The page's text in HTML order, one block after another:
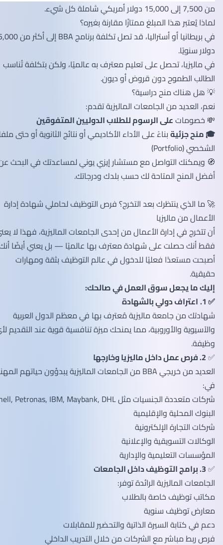
من 7,500 إلى 15,000 دولار أمريكي شاملة كل شيء.
لماذا يُعتبر هذا المبلغ ممتازًا مقارنة بغيره؟
في بريطانيا أو أستراليا، قد تصل تكلفة برنامج BBA إلى أكثر من 25,000
دولار سنويًا.
في ماليزيا، تحصل على تعليم معترف به عالميًا، ولكن بتكلفة تُناسب
الطالب الطموح دون قروض أو ديون.
💡 هل هناك منح دراسية؟
نعم، العديد من الجامعات الماليزية تقدم:
💸 خصوماتعلى الرسوم للطلاب الدوليين المتفوقين
🎓 منح جزئيةبناءً على الأداء الأكاديمي أو نتائج الثانوية أو حتى ملفك
الشخصي (Portfolio)
🧭 ويمكنك التواصل مع مستشار إيزي يوني لمساعدتك في البحث عن
أفضل المنح المتاحة لك حسب بلدك ودرجاتك.
🚀 ما الذي ينتظرك بعد التخرج؟ فرص التوظيف لحاملي شهادة إدارة
الأعمال من ماليزيا
أن تتخرج في إدارة الأعمال من إحدى الجامعات الماليزية، فهذا لا يعني
فقط أنك حصلت على شهادة معترف بها عالميًا — بل يعني أيضًا أنك
أصبحت مستعدًا فعليًا للدخول في عالم التوظيف بثقة ومهارات
حقيقية.
إليك ما يجعل سوق العمل في صالحك:
✅ 1. اعتراف دولي بالشهادة
شهادتك من جامعة ماليزية مُعترف بها في معظم الدول العربية
والآسيوية والأوروبية، مما يمنحك ميزة تنافسية قوية عند التقديم لأي
وظيفة.
✅2. فرص عمل داخل ماليزيا وخارجها
العديد من خريجي BBA من الجامعات الماليزية يبدؤون حياتهم المهنية
في:
شركات متعددة الجنسيات مثل Shell, Petronas, IBM, Maybank, DHL
البنوك المحلية والإقليمية
شركات التجارة الإلكترونية
الوكالات التسويقية والإعلانية
المؤسسات التعليمية والإدارية
✅3. برامج التوظيف داخل الجامعات
الجامعات الماليزية الرائدة توفر:
مكاتب توظيف خاصة بالطلاب
معارض توظيف سنوية
دعم في كتابة السيرة الذاتية والتحضير للمقابلات
فرص ربط مباشر مع الشركات من خلال التدريب الداخلي